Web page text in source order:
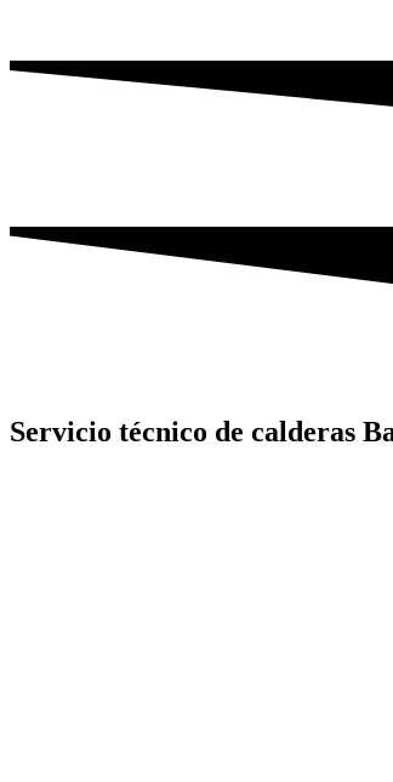
Servicio técnico de calderas